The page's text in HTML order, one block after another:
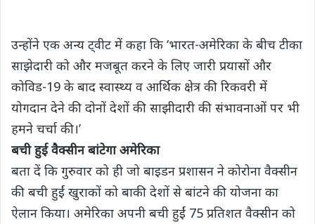
उन्होंने एक अन्य ट्वीट में कहा कि ‘भारत-अमेरिका के बीच टीका
साझेदारी को और मजबूत करने के लिए जारी प्रयासों और
कोविड-19 के बाद स्वास्थ्य व आर्थिक क्षेत्र की रिकवरी में
योगदान देने की दोनों देशों की साझीदारी की संभावनाओं पर भी
हमने चर्चा की।’
बची हुई वैक्सीन बांटेगा अमेरिका
बता दें कि गुरुवार को ही जो बाइडन प्रशासन ने कोरोना वैक्सीन
की बची हुईं खुराकों को बाकी देशों से बांटने की योजना का
ऐलान किया। अमेरिका अपनी बची हुईं 75 प्रतिशत वैक्सीन को